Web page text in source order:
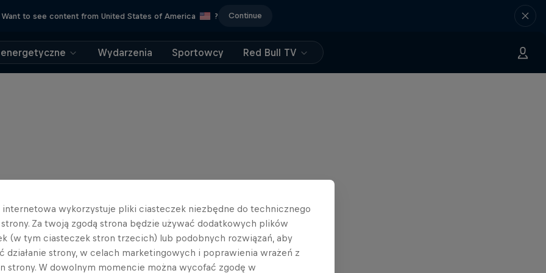
Want to see content from United States of America ? Continue
Wydarzenia Sportowcy Red Bull TV
internetowa wykorzystuje pliki ciasteczek niezbędne do technicznego
strony. Za twoją zgodą strona będzie używać dodatkowych plików
(w tym ciasteczek stron trzecich) lub podobnych rozwiązań, aby
działanie strony, w celach marketingowych i poprawienia wrażeń z
strony. W dowolnym momencie można wycofać zgodę w